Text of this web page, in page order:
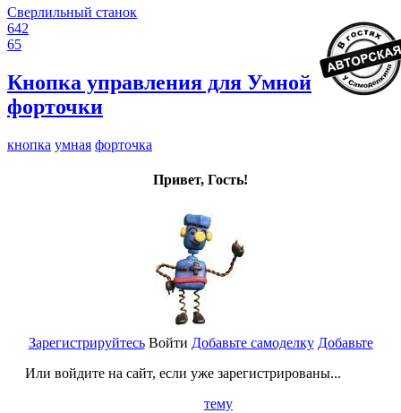
Сверлильный станок
642
65
Кнопка управления для Умной
форточки
кнопка умная форточка
Привет, Гость!
Зарегистрируйтесь
Или войдите на сайт, если уже зарегистрированы...
Войти Добавьте самоделку Добавьте
тему